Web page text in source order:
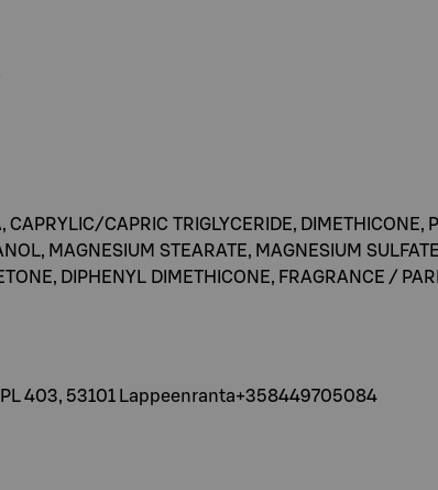
CAPRYLIC/CAPRIC TRIGLYCERIDE, DIMETHICONE,
MAGNESIUM STEARATE, MAGNESIUM
DIPHENYL DIMETHICONE, FRAGRANCE /
403, 53101 Lappeenranta+358449705084